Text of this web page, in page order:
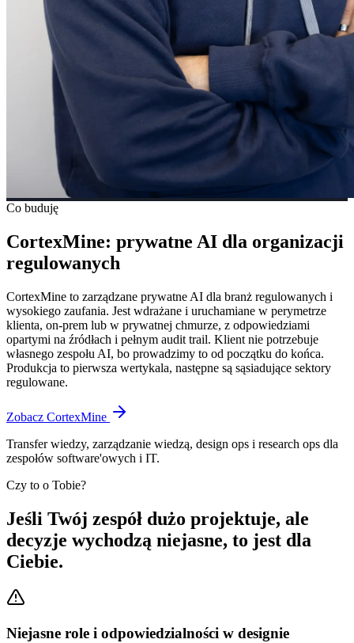
Co buduję
CortexMine: prywatne AI dla organizacji
regulowanych
CortexMine to zarządzane prywatne AI dla branż regulowanych i
wysokiego zaufania. Jest wdrażane i uruchamiane w perymetrze
klienta, on-prem lub w prywatnej chmurze, z odpowiedziami
opartymi na źródłach i pełnym audit trail. Klient nie potrzebuje
własnego zespołu AI, bo prowadzimy to od początku do końca.
Produkcja to pierwsza wertykala, następne są sąsiadujące sektory
regulowane.
Zobacz CortexMine
Transfer wiedzy, zarządzanie wiedzą, design ops i research ops dla
zespołów software'owych i IT.
Czy to o Tobie?
Jeśli Twój zespół dużo projektuje, ale
decyzje wychodzą niejasne, to jest dla
Ciebie.
Niejasne role i odpowiedzialności w designie